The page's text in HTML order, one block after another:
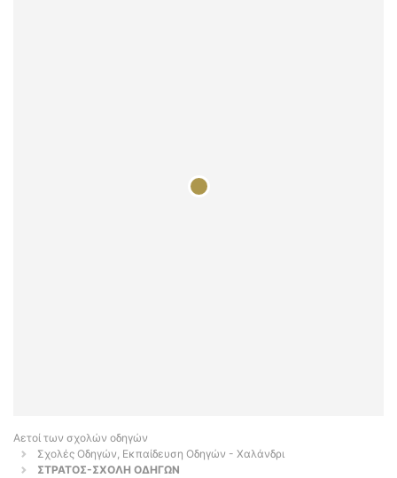
Αετοί των σχολών οδηγών
Σχολές Οδηγών, Εκπαίδευση Οδηγών - Χαλάνδρι
ΣΤΡΑΤΟΣ-ΣΧΟΛΗ ΟΔΗΓΩΝ